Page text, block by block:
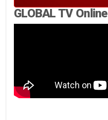
GLOBAL TV Online